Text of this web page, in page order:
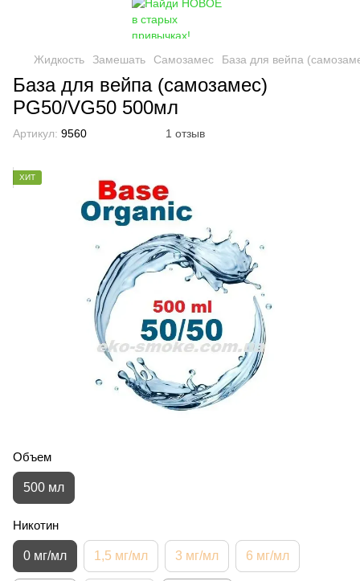
Жидкость Замешать Самозамес База для вейпа
База для вейпа (самозамес)
PG50/VG50 500мл
Артикул: 9560 1 отзыв
ХИТ
Объем
500 мл
Никотин
0 мг/мл 1,5 мг/мл 3 мг/мл 6 мг/мл